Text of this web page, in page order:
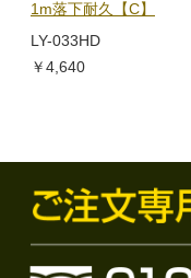
1m落下耐久【C】
LY-033HD
￥4,640